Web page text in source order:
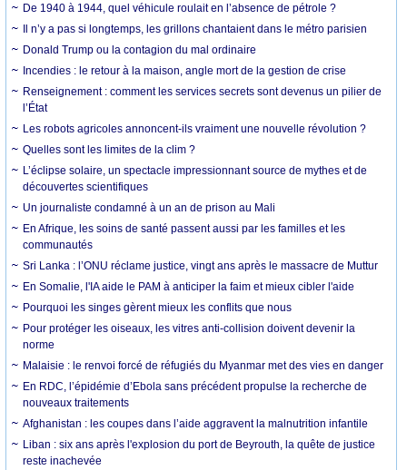
De 1940 à 1944, quel véhicule roulait en l’absence de pétrole ?
Il n’y a pas si longtemps, les grillons chantaient dans le métro parisien
Donald Trump ou la contagion du mal ordinaire
Incendies : le retour à la maison, angle mort de la gestion de crise
Renseignement : comment les services secrets sont devenus un pilier de
l’État
Les robots agricoles annoncent-ils vraiment une nouvelle révolution ?
Quelles sont les limites de la clim ?
L’éclipse solaire, un spectacle impressionnant source de mythes et de
découvertes scientifiques
Un journaliste condamné à un an de prison au Mali
En Afrique, les soins de santé passent aussi par les familles et les
communautés
Sri Lanka : l’ONU réclame justice, vingt ans après le massacre de Muttur
En Somalie, l'IA aide le PAM à anticiper la faim et mieux cibler l'aide
Pourquoi les singes gèrent mieux les conflits que nous
Pour protéger les oiseaux, les vitres anti-collision doivent devenir la
norme
Malaisie : le renvoi forcé de réfugiés du Myanmar met des vies en danger
En RDC, l’épidémie d’Ebola sans précédent propulse la recherche de
nouveaux traitements
Afghanistan : les coupes dans l’aide aggravent la malnutrition infantile
Liban : six ans après l'explosion du port de Beyrouth, la quête de justice
reste inachevée